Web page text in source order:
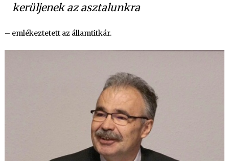
kerüljenek az asztalunkra
– emlékeztetett az államtitkár.